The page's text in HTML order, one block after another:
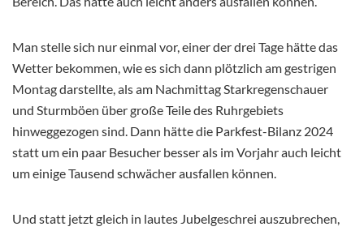
Man stelle sich nur einmal vor, einer der drei Tage hätte das
Wetter bekommen, wie es sich dann plötzlich am gestrigen
Montag darstellte, als am Nachmittag Starkregenschauer
und Sturmböen über große Teile des Ruhrgebiets
hinweggezogen sind. Dann hätte die Parkfest-Bilanz 2024
statt um ein paar Besucher besser als im Vorjahr auch leicht
um einige Tausend schwächer ausfallen können.
Und statt jetzt gleich in lautes Jubelgeschrei auszubrechen,